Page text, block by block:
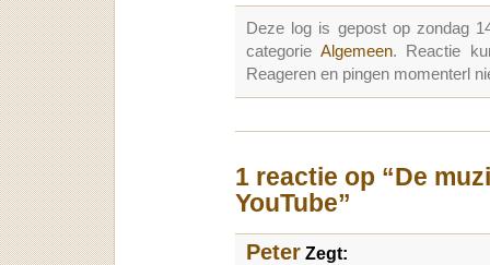
Deze log is gepost op zondag
categorie Algemeen. Reactie
Reageren en pingen momenterl
1 reactie op “De
YouTube”
Peter Zegt: